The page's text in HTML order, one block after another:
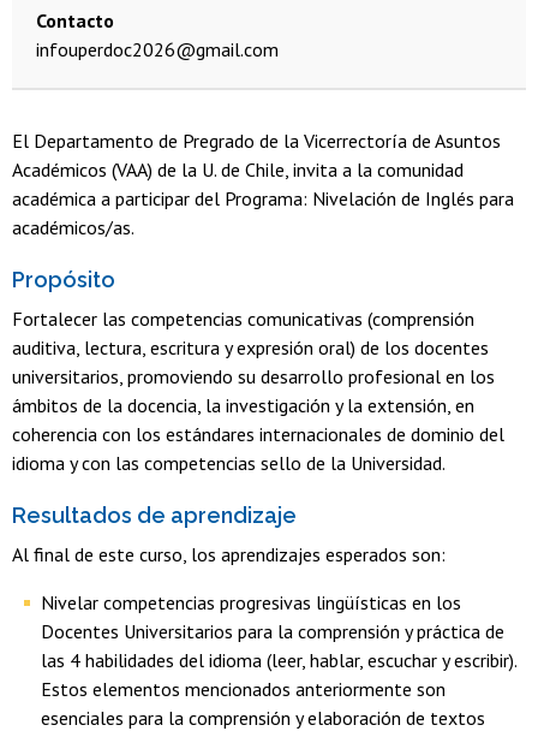
Contacto
infouperdoc2026@gmail.com
El Departamento de Pregrado de la Vicerrectoría de Asuntos
Académicos (VAA) de la U. de Chile, invita a la comunidad
académica a participar del Programa: Nivelación de Inglés para
académicos/as.
Propósito
Fortalecer las competencias comunicativas (comprensión
auditiva, lectura, escritura y expresión oral) de los docentes
universitarios, promoviendo su desarrollo profesional en los
ámbitos de la docencia, la investigación y la extensión, en
coherencia con los estándares internacionales de dominio del
idioma y con las competencias sello de la Universidad.
Resultados de aprendizaje
Al final de este curso, los aprendizajes esperados son:
Nivelar competencias progresivas lingüísticas en los
Docentes Universitarios para la comprensión y práctica de
las 4 habilidades del idioma (leer, hablar, escuchar y escribir).
Estos elementos mencionados anteriormente son
esenciales para la comprensión y elaboración de textos